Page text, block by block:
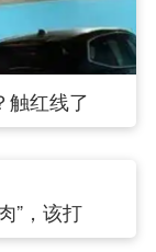
触红线了
”，该打